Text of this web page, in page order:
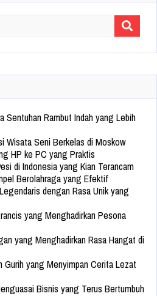
Sentuhan Rambut Indah yang Lebih
Wisata Seni Berkelas di Moskow
HP ke PC yang Praktis
di Indonesia yang Kian Terancam
Berolahraga yang Efektif
dengan Rasa Unik yang
yang Menghadirkan Pesona
yang Menghadirkan Rasa Hangat di
Gurih yang Menyimpan Cerita Lezat
Bisnis yang Terus Bertumbuh